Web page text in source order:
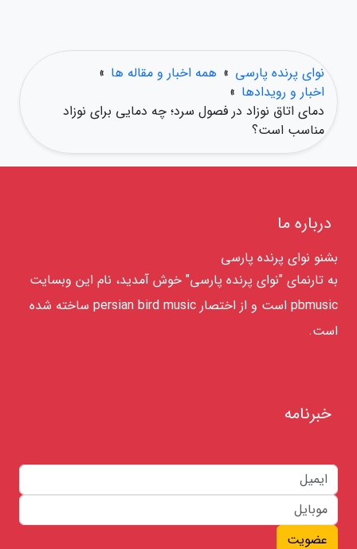
نوای پرنده پارسی » همه اخبار و مقاله ها »
اخبار و رویدادها »
دمای اتاق نوزاد در فصول سرد؛ چه دمایی برای نوزاد
مناسب است؟
درباره ما
بشنو نوای پرنده پارسی
به تارنمای "نوای پرنده پارسی" خوش آمدید، نام این وبسایت
pbmusic است و از اختصار persian bird music ساخته شده
است.
خبرنامه
عضویت